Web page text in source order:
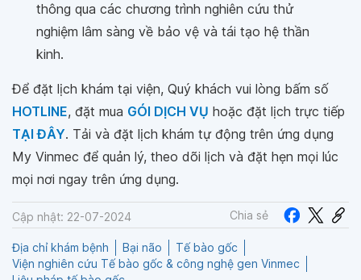
thông qua các chương trình nghiên cứu thử
nghiệm lâm sàng về bảo vệ và tái tạo hệ thần
kinh.
Để đặt lịch khám tại viện, Quý khách vui lòng bấm số
HOTLINE, đặt mua GÓI DỊCH VỤ hoặc đặt lịch trực tiếp
TẠI ĐÂY. Tải và đặt lịch khám tự động trên ứng dụng
My Vinmec để quản lý, theo dõi lịch và đặt hẹn mọi lúc
mọi nơi ngay trên ứng dụng.
Cập nhật: 22-07-2024 Chia sẻ
Địa chỉ khám bệnh Bại não
Tế bào gốc
Viện nghiên cứu Tế bào gốc & công nghệ gen Vinmec